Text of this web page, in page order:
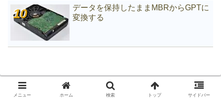
データを保持したままMBRからGPTに
変換する
メニュー ホーム 検索 トップ サイドバー